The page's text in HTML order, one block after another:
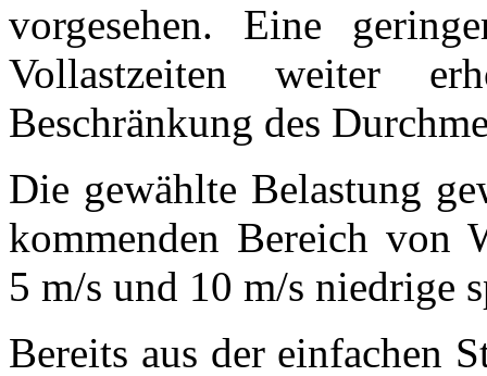
vorgesehen. Eine
Vollastzeiten weiter
Beschränkung des
Die gewählte Belastung
kommenden Bereich von
5 m/s und 10 m/s niedrige
Bereits aus der einfachen